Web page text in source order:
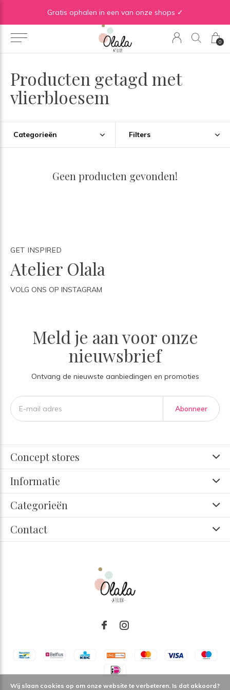
0
Gratis ophalen in een van onze shops ✓
Producten getagd met
vlierbloesem
Categorieën Filters
Geen producten gevonden!
GET INSPIRED
Atelier Olala
VOLG ONS OP INSTAGRAM
Meld je aan voor onze
nieuwsbrief
Ontvang de nieuwste aanbiedingen en promoties
Abonneer
Concept stores
Informatie
Categorieën
Contact
Wij slaan cookies op om onze website te verbeteren. Is dat akkoord?